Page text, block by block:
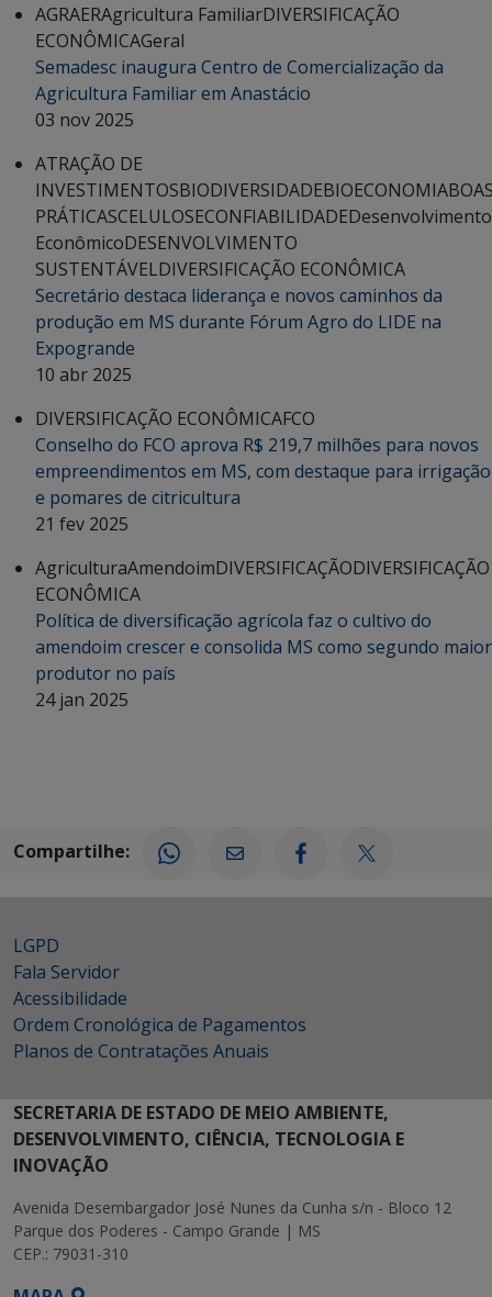
AGRAERAgricultura FamiliarDIVERSIFICAÇÃO
ECONÔMICAGeral
Semadesc inaugura Centro de Comercialização da
Agricultura Familiar em Anastácio
03 nov 2025
ATRAÇÃO DE
INVESTIMENTOSBIODIVERSIDADEBIOECONOMIA
PRÁTICASCELULOSECONFIABILIDADEDesenvolvimento
EconômicoDESENVOLVIMENTO
SUSTENTÁVELDIVERSIFICAÇÃO ECONÔMICA
Secretário destaca liderança e novos caminhos da
produção em MS durante Fórum Agro do LIDE na
Expogrande
10 abr 2025
DIVERSIFICAÇÃO ECONÔMICAFCO
Conselho do FCO aprova R$ 219,7 milhões para novos
empreendimentos em MS, com destaque para irrigação
e pomares de citricultura
21 fev 2025
AgriculturaAmendoimDIVERSIFICAÇÃODIVERSIFICAÇÃO
ECONÔMICA
Política de diversificação agrícola faz o cultivo do
amendoim crescer e consolida MS como segundo maior
produtor no país
24 jan 2025
Compartilhe:
LGPD
Fala Servidor
Acessibilidade
Ordem Cronológica de Pagamentos
Planos de Contratações Anuais
SECRETARIA DE ESTADO DE MEIO AMBIENTE,
DESENVOLVIMENTO, CIÊNCIA, TECNOLOGIA E
INOVAÇÃO
Avenida Desembargador José Nunes da Cunha s/n - Bloco 12
Parque dos Poderes - Campo Grande | MS
CEP.: 79031-310